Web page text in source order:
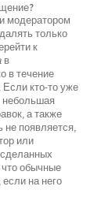
модератором
только
к
в
в течение
Если кто-то уже
небольшая
а также
не появляется,
или
обычные
на него